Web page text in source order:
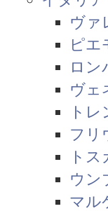
ヴァ
ピエ
ロン
ヴェ
ト
フリ
ト
ウン
マル